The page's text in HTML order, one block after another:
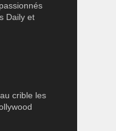
Daily et
crible les